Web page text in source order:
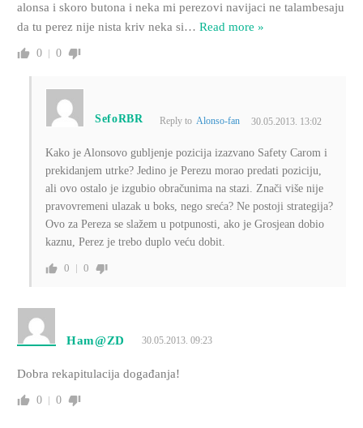
alonsa i skoro butona i neka mi perezovi navijaci ne talambesaju
da tu perez nije nista kriv neka si… Read more »
0 0
SefoRBR Reply to Alonso-fan 30.05.2013. 13:02
Kako je Alonsovo gubljenje pozicija izazvano Safety Carom i
prekidanjem utrke? Jedino je Perezu morao predati poziciju,
ali ovo ostalo je izgubio obračunima na stazi. Znači više nije
pravovremeni ulazak u boks, nego sreća? Ne postoji strategija?
Ovo za Pereza se slažem u potpunosti, ako je Grosjean dobio
kaznu, Perez je trebo duplo veću dobit.
0 0
Ham@ZD 30.05.2013. 09:23
Dobra rekapitulacija događanja!
0 0